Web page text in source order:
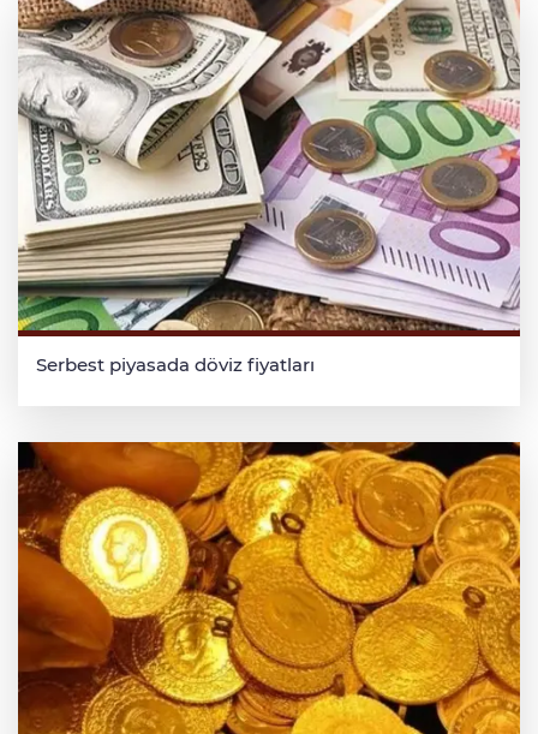
Serbest piyasada döviz fiyatları